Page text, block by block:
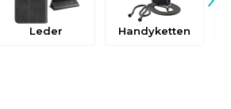
Leder Handyketten